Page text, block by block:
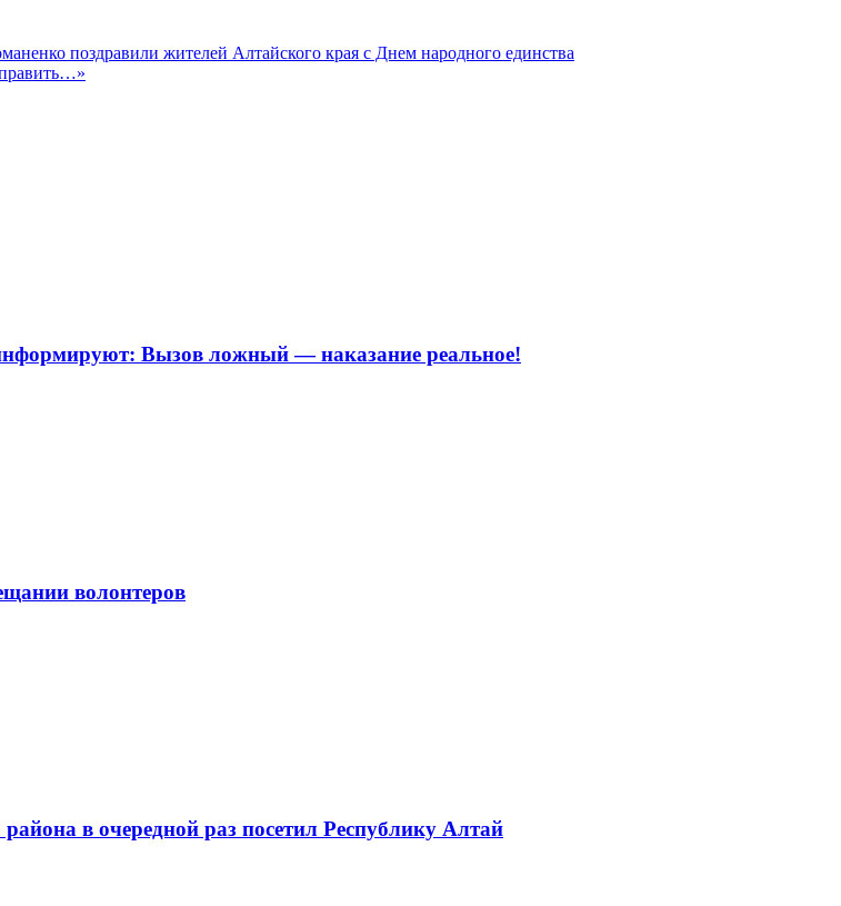
поздравили жителей Алтайского края с Днем народного единства
Вызов ложный — наказание реальное!
волонтеров
в очередной раз посетил Республику Алтай